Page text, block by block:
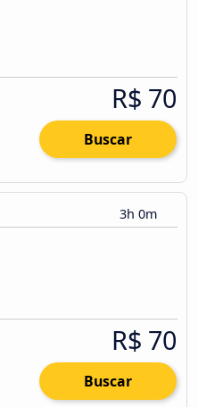
R$ 70
Buscar
3h 0m
R$ 70
Buscar